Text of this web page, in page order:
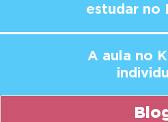
estudar no
A aula no